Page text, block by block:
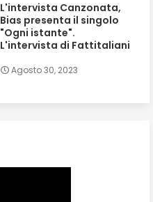
L'intervista Canzonata,
Bias presenta il singolo
"Ogni istante".
L'intervista di Fattitaliani
Agosto 30, 2023